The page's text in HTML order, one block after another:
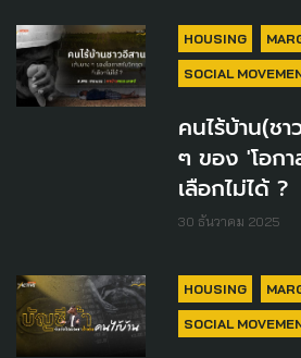
HOUSING
SOCIAL
คนไร้บ้าน(ช
ๆ ของ 'โอก
เลือกไม่ได้ ?
30 ธันวาคม 2025
HOUSING
SOCIAL